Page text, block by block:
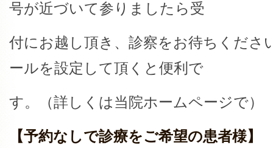
号が近づいて参りましたら受
付にお越し頂き、診察をお待ちくださ
ールを設定して頂くと便利で
す。（詳しくは当院ホームページで）
【予約なしで診療をご希望の患者様】